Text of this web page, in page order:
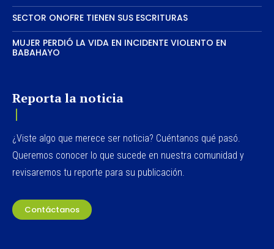
SECTOR ONOFRE TIENEN SUS ESCRITURAS
MUJER PERDIÓ LA VIDA EN INCIDENTE VIOLENTO EN
BABAHAYO
Reporta la noticia
¿Viste algo que merece ser noticia? Cuéntanos qué pasó.
Queremos conocer lo que sucede en nuestra comunidad y
revisaremos tu reporte para su publicación.
Contáctanos